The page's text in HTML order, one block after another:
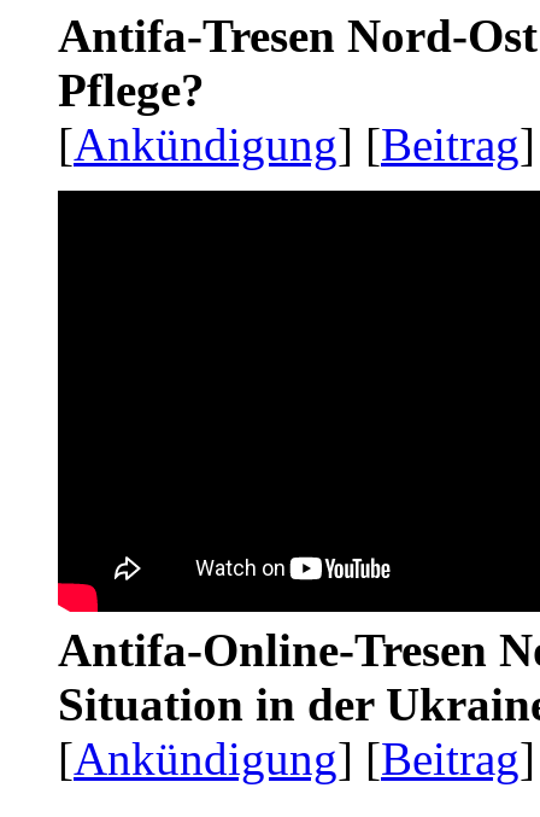
Antifa-Tresen Nord-
Pflege?
[Ankündigung] [Beitrag
Antifa-Online-Tresen
Situation in der
[Ankündigung] [Beitrag